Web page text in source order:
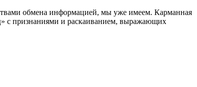
обмена информацией, мы уже имеем. Карманная
с признаниями и раскаиванием, выражающих